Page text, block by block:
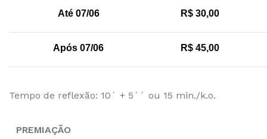
Até 07/06 R$ 30,00
Após 07/06 R$ 45,00
Tempo de reflexão: 10´ + 5´´ ou 15 min./k.o.
PREMIAÇÃO